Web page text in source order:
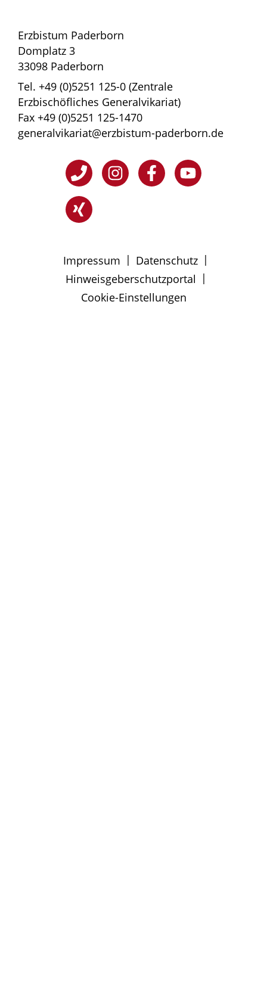
Erzbistum Paderborn
Domplatz 3
33098 Paderborn
Tel. +49 (0)5251 125-0 (Zentrale
Erzbischöfliches Generalvikariat)
Fax +49 (0)5251 125-1470
generalvikariat@erzbistum-paderborn.de
Impressum | Datenschutz |
Hinweisgeberschutzportal |
Cookie-Einstellungen